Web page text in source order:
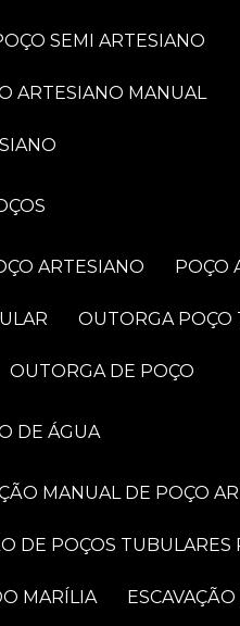
SEMI ARTESIANO
ARTESIANO MANUAL
ARTESIANO
OUTORGA
OUTORGA DE POÇO
DE ÁGUA
MANUAL DE POÇO
DE POÇOS
MARÍLIA